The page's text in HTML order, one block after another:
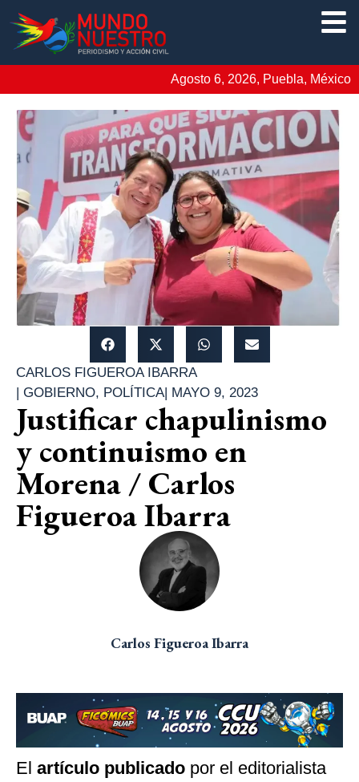
Agosto 6, 2026, Puebla, México
CARLOS FIGUEROA IBARRA
| GOBIERNO, POLÍTICA| MAYO 9, 2023
Justificar chapulinismo
y continuismo en
Morena / Carlos
Figueroa Ibarra
Carlos Figueroa Ibarra
El artículo publicado por el editorialista